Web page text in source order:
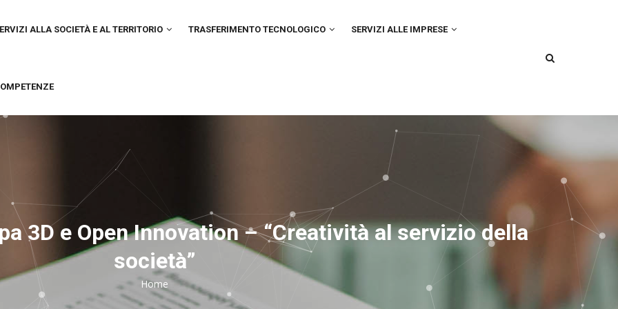
ALLA SOCIETÀ E AL TERRITORIO TRASFERIMENTO TECNOLOGICO SERVIZI ALLE IMPRESE
3D e Open Innovation – “Creatività al servizio della
società”
Breadcrumb
Home